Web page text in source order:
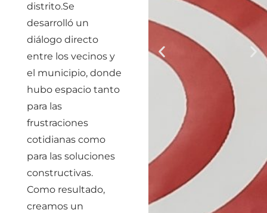
distrito.Se
desarrolló un
diálogo directo
entre los vecinos y
el municipio, donde
hubo espacio tanto
para las
frustraciones
cotidianas como
para las soluciones
constructivas.
Como resultado,
creamos un